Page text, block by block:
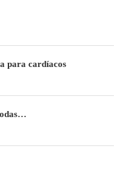
para cardíacos